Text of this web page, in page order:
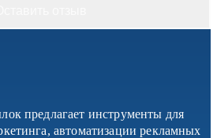
предлагает инструменты для
автоматизации рекламных